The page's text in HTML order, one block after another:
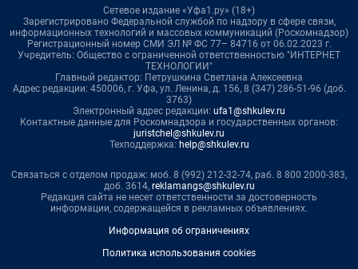
Сетевое издание «Уфа1.ру» (18+)
Зарегистрировано Федеральной службой по надзору в сфере связи,
информационных технологий и массовых коммуникаций (Роскомнадзор)
Регистрационный номер СМИ ЭЛ № ФС 77– 84716 от 06.02.2023 г.
Учредитель: Общество с ограниченной ответственностью "ИНТЕРНЕТ
ТЕХНОЛОГИИ"
Главный редактор: Петрушкина Светлана Алексеевна
Адрес редакции: 450006, г. Уфа, ул. Ленина, д. 156, 8 (347) 286-51-96 (доб.
3763)
Электронный адрес редакции: ufa1@shkulev.ru
Контактные данные для Роскомнадзора и государственных органов:
juristchel@shkulev.ru
Техподдержка: help@shkulev.ru
Связаться с отделом продаж: моб. 8 (992) 212-32-74, раб. 8 800 2000-383,
доб. 3614, reklamangs@shkulev.ru
Редакция сайта не несет ответственности за достоверность
информации, содержащейся в рекламных объявлениях.
Информация об ограничениях
Политика использования cookies